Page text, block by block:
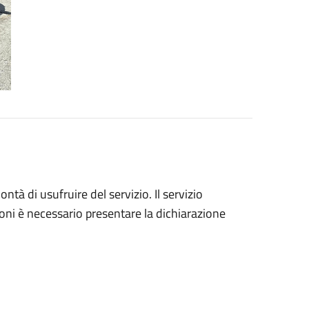
di usufruire del servizio. Il servizio
è necessario presentare la dichiarazione